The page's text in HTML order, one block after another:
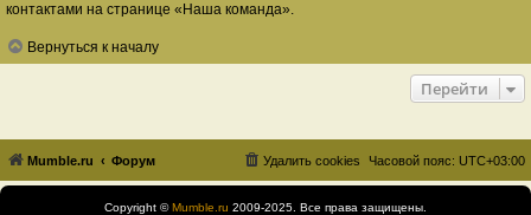
контактами на странице «Наша команда».
Вернуться к началу
Перейти
Mumble.ru Форум Часовой пояс: UTC+03:00
Удалить cookies
Copyright ©Mumble.ru 2009-2025. Все права защищены.